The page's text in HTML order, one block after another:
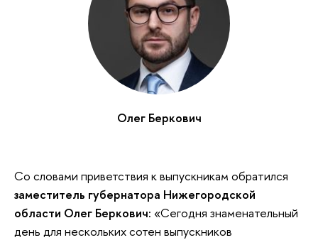
Олег Беркович
Со словами приветствия к выпускникам обратился
заместитель губернатора Нижегородской
области Олег Беркович: «Сегодня знаменательный
день для нескольких сотен выпускников